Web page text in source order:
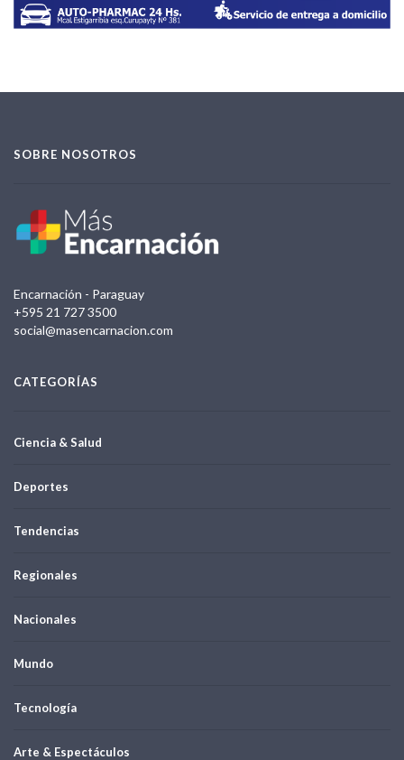
SOBRE NOSOTROS
Encarnación - Paraguay
+595 21 727 3500
social@masencarnacion.com
CATEGORÍAS
Ciencia & Salud
Deportes
Tendencias
Regionales
Nacionales
Mundo
Tecnología
Arte & Espectáculos